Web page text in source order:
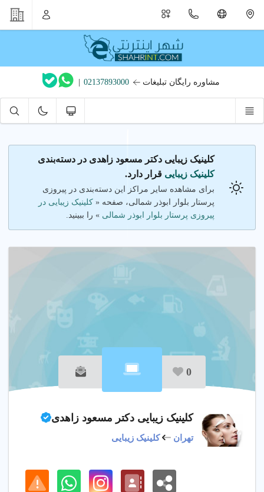
مشاوره رایگان تبلیغات 02137893000
|
کلینیک زیبایی دکتر مسعود زاهدی در دسته‌بندی
کلینیک زیبایی قرار دارد.
برای مشاهده سایر مراکز این دسته‌بندی در پیروزی
پرستار بلوار ابوذر شمالی، صفحه «کلینیک زیبایی در
پیروزی پرستار بلوار ابوذر شمالی» را ببینید.
0
کلینیک زیبایی دکتر مسعود زاهدی
تهران کلینیک زیبایی